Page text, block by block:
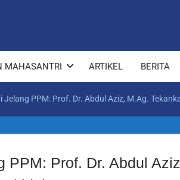
MAHASANTRI ARTIKEL BERITA
PPM: Prof. Dr. Abdul Aziz, M.Ag.
PPM: Prof. Dr. Abdul